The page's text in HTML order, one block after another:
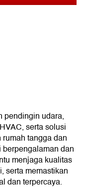
pendingin udara,
serta solusi
tangga dan
dan
menjaga kualitas
serta memastikan
dan terpercaya.